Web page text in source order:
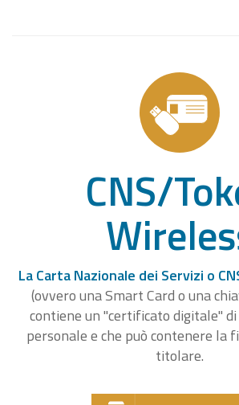
CNS/
La Carta Nazionale dei Servizi o
(ovvero una Smart Card o una
contiene un "certificato digitale"
personale e che può contenere la
titolare.